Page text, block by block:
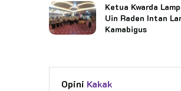
Ketua Kwarda
Uin Raden Intan
Kamabigus
Opini Kakak